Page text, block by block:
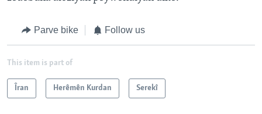
Parve bike Follow us
This item is part of
Îran Herêmên Kurdan Serekî